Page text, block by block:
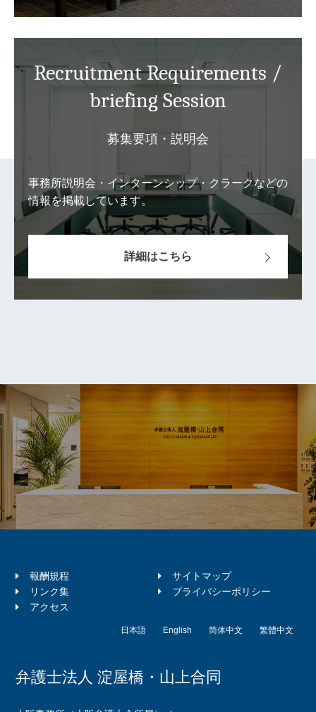
Recruitment Requirements /
briefing Session
募集要項・説明会
事務所説明会・インターンシップ・クラークなどの
情報を掲載しています。
詳細はこちら
報酬規程
サイトマップ
リンク集
プライバシーポリシー
アクセス
日本語 English 简体中文 繁體中文
弁護士法人 淀屋橋・山上合同